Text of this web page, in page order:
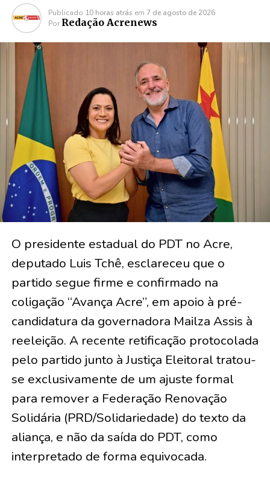
Publicado 10 horas atrás em 7 de agosto de 2026
Por Redação Acrenews
O presidente estadual do PDT no Acre,
deputado Luis Tchê, esclareceu que o
partido segue firme e confirmado na
coligação “Avança Acre”, em apoio à pré-
candidatura da governadora Mailza Assis à
reeleição. A recente retificação protocolada
pelo partido junto à Justiça Eleitoral tratou-
se exclusivamente de um ajuste formal
para remover a Federação Renovação
Solidária (PRD/Solidariedade) do texto da
aliança, e não da saída do PDT, como
interpretado de forma equivocada.